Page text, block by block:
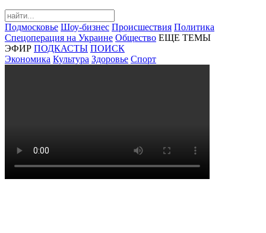
Подмосковье Шоу-бизнес Происшествия Политика
Спецоперация на Украине Общество ЕЩЕ ТЕМЫ
ЭФИР ПОДКАСТЫ ПОИСК
Экономика Культура Здоровье Спорт